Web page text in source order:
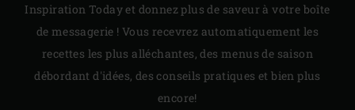
Inspiration Today et donnez plus de saveur à votre boîte
de messagerie ! Vous recevrez automatiquement les
recettes les plus alléchantes, des menus de saison
débordant d'idées, des conseils pratiques et bien plus
encore!